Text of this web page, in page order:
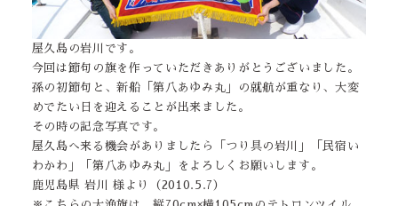
屋久島の岩川です。
今回は節句の旗を作っていただきありがとうございました。
孫の初節句と、新船「第八あゆみ丸」の就航が重なり、大変
めでたい日を迎えることが出来ました。
その時の記念写真です。
屋久島へ来る機会がありましたら「つり具の岩川」「民宿い
わかわ」「第八あゆみ丸」をよろしくお願いします。
鹿児島県 岩川 様より（2010.5.7）